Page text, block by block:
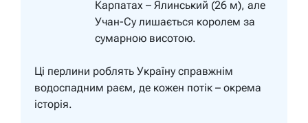
Карпатах – Ялинський (26 м), але
Учан-Су лишається королем за
сумарною висотою.
Ці перлини роблять Україну справжнім
водоспадним раєм, де кожен потік – окрема
історія.